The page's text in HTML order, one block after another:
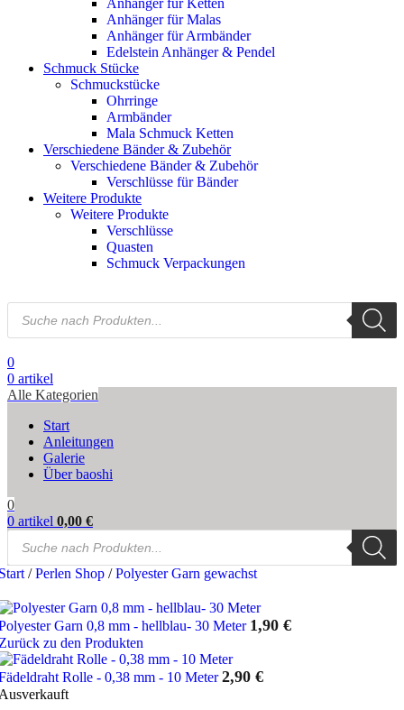
Anhänger für Ketten
Anhänger für Malas
Anhänger für Armbänder
Edelstein Anhänger & Pendel
Schmuck Stücke
Schmuckstücke
Ohrringe
Armbänder
Mala Schmuck Ketten
Verschiedene Bänder & Zubehör
Verschiedene Bänder & Zubehör
Verschlüsse für Bänder
Weitere Produkte
Weitere Produkte
Verschlüsse
Quasten
Schmuck Verpackungen
Products
search
0
0 artikel
Alle Kategorien
Start
Anleitungen
Galerie
Über baoshi
0
0 artikel 0,00 €
Products
search
/ Perlen Shop / Polyester Garn gewachst
Garn 0,8 mm - hellblau- 30 Meter 1,90 €
zu den Produkten
Rolle - 0,38 mm - 10 Meter2,90 €